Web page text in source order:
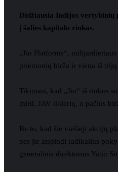
Didžiausia Indijos vertybinių
į šalies kapitalo rinkas.
„Jio Platforms“,
priemonių birža ir viena iš
Tikimasi, kad „Jio“ iš rinkos
mlrd. JAV dolerių, o pačios
Be to, kad šie viešieji akcijų
nes jie atspindi radikalius
generalinis direktorius Yatin